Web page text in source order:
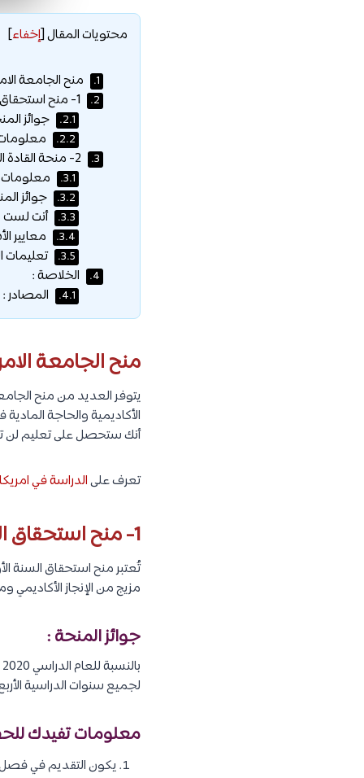
محتويات المقال[إخفاء]
1. منح الجامعة
2.
2.1. جوائز
2.2.
3.
3.1.
3.2. جوائز
3.3. أنت لست
3.4. معايير
3.5. تعليمات
4. الخلاصة :
4.1. المصادر :
منح الجامعة
يتوفر العديد من منح
الأكاديمية والحاجة
أنك ستحصل على تعليم لن
تعرف علىالدراسة في
1- منح استحقاق السنة الأولى للطلاب الدوليين :
تُعتبر منح استحقاق السنة
مزيج من الإنجاز الأكاديمي
جوائز المنحة :
لجميع سنوات الدراسية الأربع
معلومات تفيدك
يكون التقديم في